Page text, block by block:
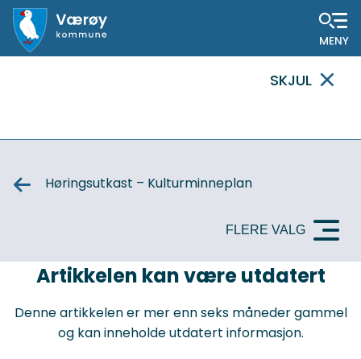
MELDING
SKJUL
Høringsutkast – Kulturminneplan
FLERE VALG
VIKTIG
Artikkelen kan være utdatert
Denne artikkelen er mer enn seks måneder gammel
og kan inneholde utdatert informasjon.